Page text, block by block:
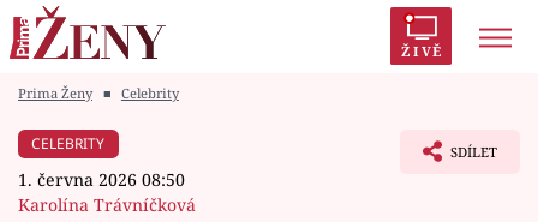
ŽIVĚ
Módní alarm
Prima Ženy ■ Celebrity
CELEBRITY
1. června 2026 08:50
Karolína Trávníčková
SDÍLET